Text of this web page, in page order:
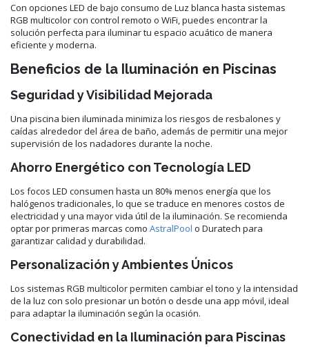
Con opciones LED de bajo consumo de Luz blanca hasta sistemas
RGB multicolor con control remoto o WiFi, puedes encontrar la
solución perfecta para iluminar tu espacio acuático de manera
eficiente y moderna.
Beneficios de la Iluminación en Piscinas
Seguridad y Visibilidad Mejorada
Una piscina bien iluminada minimiza los riesgos de resbalones y
caídas alrededor del área de baño, además de permitir una mejor
supervisión de los nadadores durante la noche.
Ahorro Energético con Tecnología LED
Los focos LED consumen hasta un 80% menos energía que los
halógenos tradicionales, lo que se traduce en menores costos de
electricidad y una mayor vida útil de la iluminación. Se recomienda
optar por primeras marcas como AstralPool o Duratech para
garantizar calidad y durabilidad.
Personalización y Ambientes Únicos
Los sistemas RGB multicolor permiten cambiar el tono y la intensidad
de la luz con solo presionar un botón o desde una app móvil, ideal
para adaptar la iluminación según la ocasión.
Conectividad en la Iluminación para Piscinas